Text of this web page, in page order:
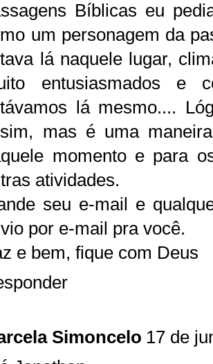
Bíblicas eu
um personagem da
lá naquele lugar,
entusiasmados e
lá mesmo....
mas é uma
momento e para
atividades.
seu e-mail e
por e-mail pra você.
e bem, fique com Deus
Simoncelo 17 de